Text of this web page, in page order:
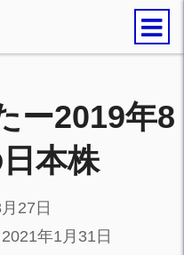
ー2019年8
本株
27日
年1月31日